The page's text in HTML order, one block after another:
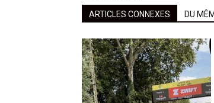
ARTICLES CONNEXES DU